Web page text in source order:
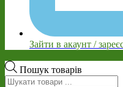
Зайти в акаунт /
Пошук товарів